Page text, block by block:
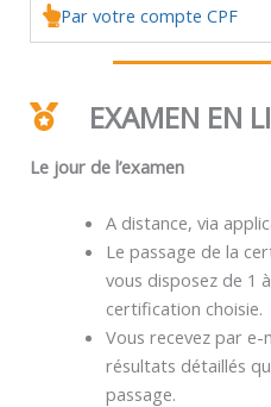
Par votre compte CPF
EXAMEN EN
Le jour de l’examen
A distance, via
Le passage de la
vous disposez de 1
certification choisie.
Vous recevez par
résultats détaillés
passage.